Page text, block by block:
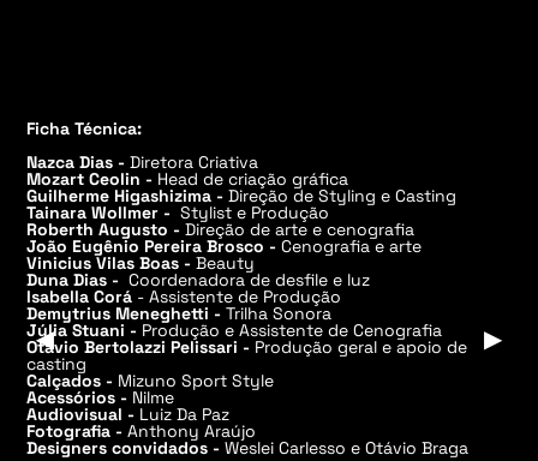
▶ ▶
Ficha Técnica:
Nazca Dias -Diretora Criativa
Mozart Ceolin - Head de criação gráfica
Guilherme Higashizima - Direção de Styling e Casting
Tainara Wollmer -Stylist e Produção
Roberth Augusto -Direção de arte e cenografia
João Eugênio Pereira Brosco -Cenografia e arte
Vinicius Vilas Boas - Beauty
Duna Dias -Coordenadora de desfile e luz
Isabella Corá - Assistente de Produção
Demytrius Meneghetti -Trilha Sonora
Júlia Stuani - Produção e Assistente de Cenografia
Otávio Bertolazzi Pelissari - Produção geral e apoio de
casting
Calçados - Mizuno Sport Style
Acessórios - Nilme
Audiovisual - Luiz Da Paz
Fotografia - Anthony Araújo
Designers convidados - Weslei Carlesso e Otávio Braga